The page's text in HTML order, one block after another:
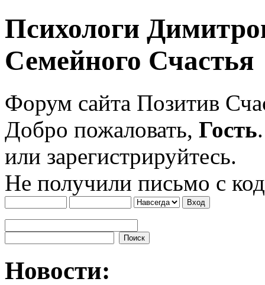
Психологи
Семейного Счастья
Форум сайта Позитив
Добро пожаловать, Гость
или зарегистрируйтесь.
Не получили письмо с
Новости: